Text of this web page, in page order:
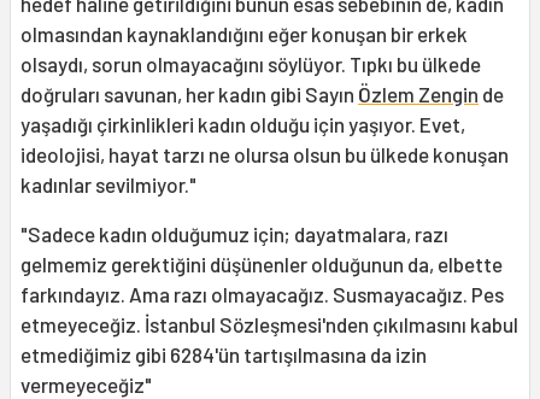
olmasından kaynaklandığını eğer konuşan bir erkek
olsaydı, sorun olmayacağını söylüyor. Tıpkı bu ülkede
doğruları savunan, her kadın gibi Sayın Özlem Zengin de
yaşadığı çirkinlikleri kadın olduğu için yaşıyor. Evet,
ideolojisi, hayat tarzı ne olursa olsun bu ülkede konuşan
kadınlar sevilmiyor."
"Sadece kadın olduğumuz için; dayatmalara, razı
gelmemiz gerektiğini düşünenler olduğunun da, elbette
farkındayız. Ama razı olmayacağız. Susmayacağız. Pes
etmeyeceğiz. İstanbul Sözleşmesi'nden çıkılmasını kabul
etmediğimiz gibi 6284'ün tartışılmasına da izin
vermeyeceğiz"